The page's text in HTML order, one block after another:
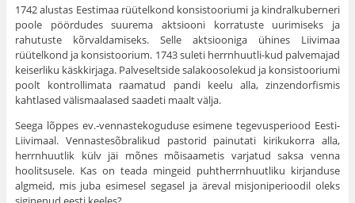
1742 alustas Eestimaa rüütelkond konsistooriumi ja kindralkuberneri
poole pöördudes suurema aktsiooni korratuste uuri­miseks ja
rahutuste kõrvaldamiseks. Selle aktsiooniga ühines Liivimaa
rüütelkond ja konsistoorium. 1743 suleti herrnhuutli-kud palvemajad
keiserliku käskkirjaga. Palveseltside salakoosolekud ja konsistooriumi
poolt kontrollimata raamatud pandi keelu alla, zinzendorfismis
kahtlased välismaalased saadeti maalt välja.
Seega lõppes ev.-vennastekoguduse esimene tegevusperiood Eesti-
Liivimaal. Vennastesõbralikud pastorid painutati kirikukorra alla,
herrnhuutlik külv jäi mõnes mõisaametis varjatud saksa venna
hoolitsusele. Kas on teada mingeid puhtherrnhuutliku kirjanduse
algmeid, mis juba esimesel segasel ja äreval misjoniperioodil oleks